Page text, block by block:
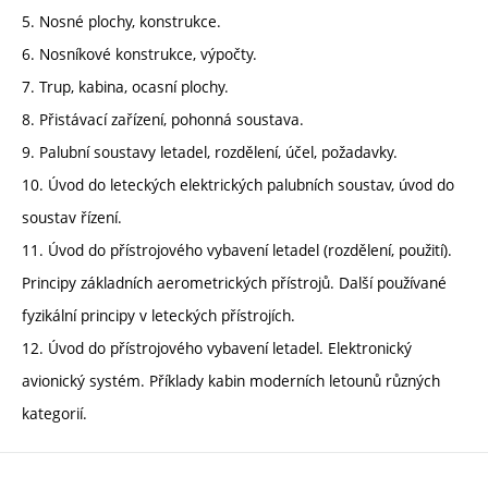
5. Nosné plochy, konstrukce.
6. Nosníkové konstrukce, výpočty.
7. Trup, kabina, ocasní plochy.
8. Přistávací zařízení, pohonná soustava.
9. Palubní soustavy letadel, rozdělení, účel, požadavky.
10. Úvod do leteckých elektrických palubních soustav, úvod do
soustav řízení.
11. Úvod do přístrojového vybavení letadel (rozdělení, použití).
Principy základních aerometrických přístrojů. Další používané
fyzikální principy v leteckých přístrojích.
12. Úvod do přístrojového vybavení letadel. Elektronický
avionický systém. Příklady kabin moderních letounů různých
kategorií.